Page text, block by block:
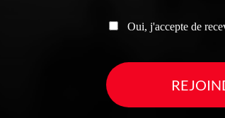
Oui, j'accepte de